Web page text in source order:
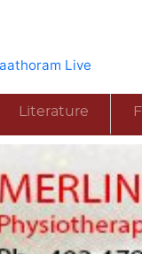
Live
Literature